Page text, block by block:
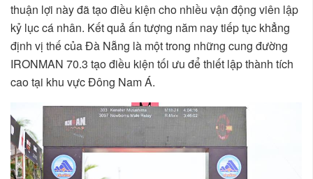
thuận lợi này đã tạo điều kiện cho nhiều vận động viên lập
kỷ lục cá nhân. Kết quả ấn tượng năm nay tiếp tục khẳng
định vị thế của Đà Nẵng là một trong những cung đường
IRONMAN 70.3 tạo điều kiện tối ưu để thiết lập thành tích
cao tại khu vực Đông Nam Á.